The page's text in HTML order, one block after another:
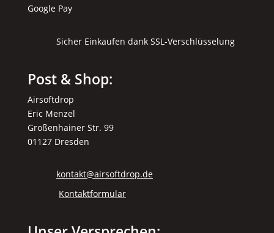
Google Pay
Sicher Einkaufen dank SSL-Verschlüsselung
Post & Shop:
Airsoftdrop
Eric Menzel
Großenhainer Str. 99
01127 Dresden
kontakt@airsoftdrop.de
Kontaktformular